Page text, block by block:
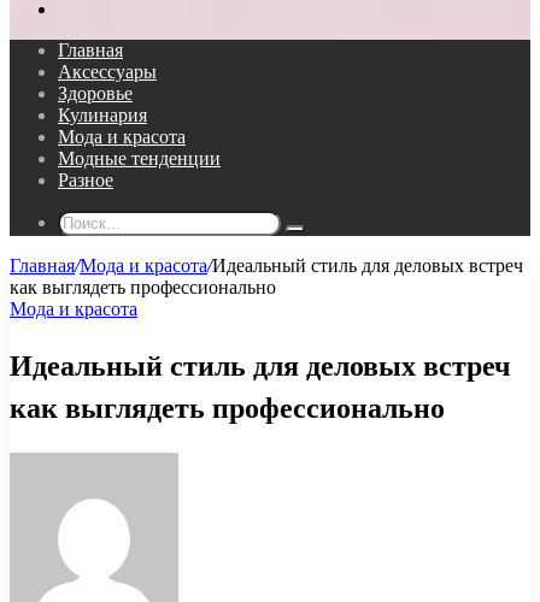
Главная
Аксессуары
Здоровье
Кулинария
Мода и красота
Модные тенденции
Разное
Поиск...
Главная/Мода и красота/Идеальный стиль для деловых встреч
как выглядеть профессионально
Мода и красота
Идеальный стиль для деловых встреч
как выглядеть профессионально